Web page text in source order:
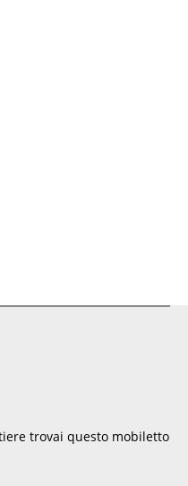
trovai questo mobiletto